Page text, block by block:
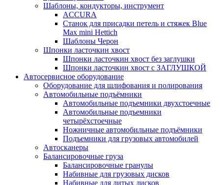
Шаблоны, кондукторы, инструмент
ACCURA
Станок для присадки петель и стяжек Blue
Max mini Hettich
Шаблоны Черон
Шпонки ласточкин хвост
Шпонки ласточкин хвост без заглушки
Шпонки ласточкин хвост с ЗАГЛУШКОЙ
Автосервисное оборудование
Оборудование для шлифования и полирования
Автомобильные подъёмники
Автомобильные подъемники двухстоечные
Автомобильные подъемники
четырёхстоечные
Ножничные автомобильные подъёмники
Подъемники для грузовых автомобилей
Автосканеры
Балансировочные груза
Балансировочные гранулы
Набивные для грузовых дисков
Набивные для литых дисков